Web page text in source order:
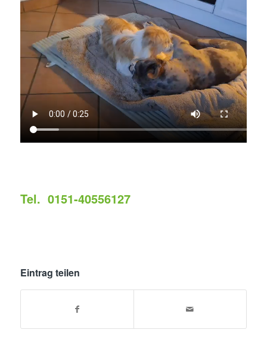
Tel. 0151-40556127
Eintrag teilen